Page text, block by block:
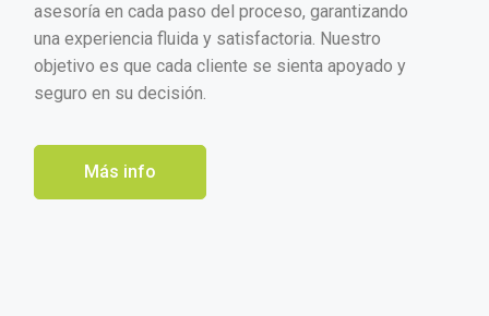
asesoría en cada paso del proceso, garantizando
una experiencia fluida y satisfactoria. Nuestro
objetivo es que cada cliente se sienta apoyado y
seguro en su decisión.
Más info